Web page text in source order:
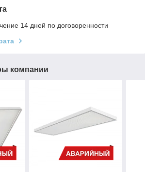
14 дней по договоренности
компании